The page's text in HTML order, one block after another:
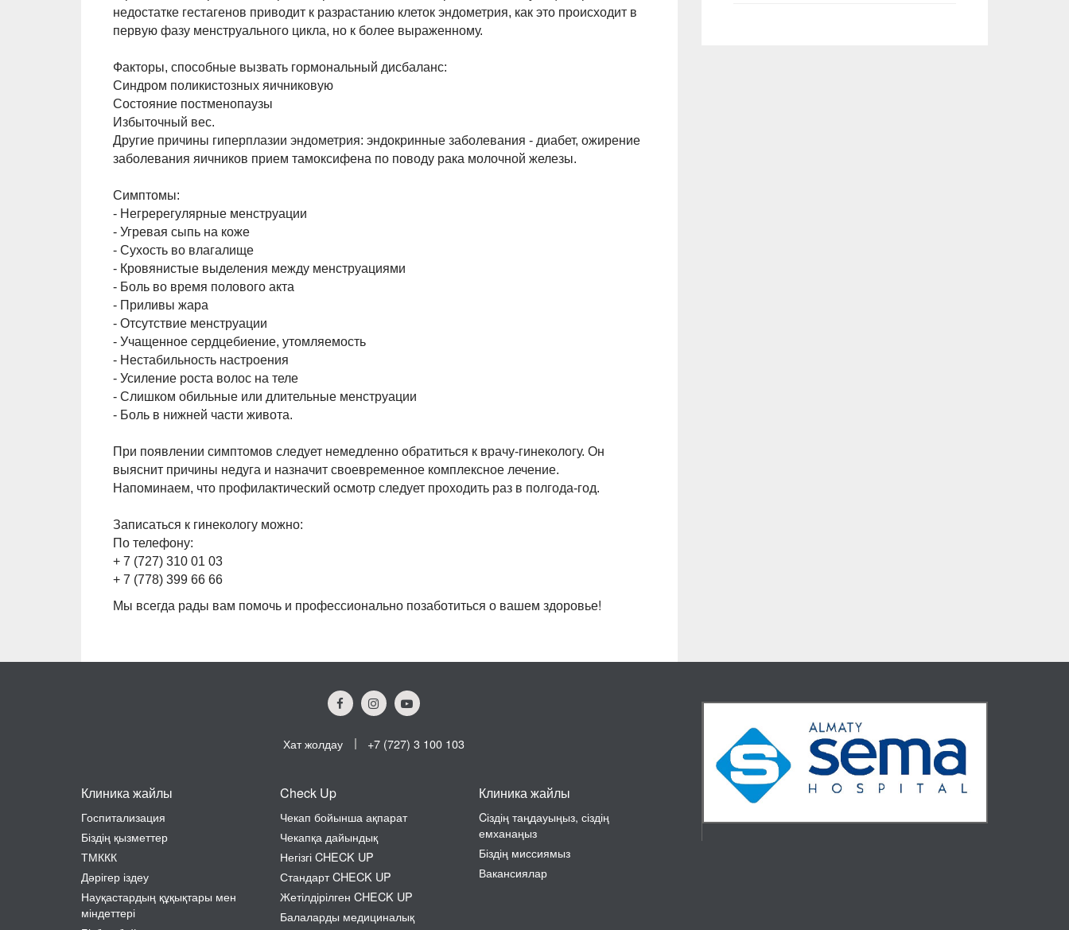
недостатке гестагенов приводит к разрастанию клеток эндометрия, как это происходит в
первую фазу менструального цикла, но к более выраженному.
Факторы, способные вызвать гормональный дисбаланс:
Синдром поликистозных яичниковую
Состояние постменопаузы
Избыточный вес.
Другие причины гиперплазии эндометрия: эндокринные заболевания - диабет, ожирение
заболевания яичников прием тамоксифена по поводу рака молочной железы.
Симптомы:
- Негререгулярные менструации
- Угревая сыпь на коже
- Сухость во влагалище
- Кровянистые выделения между менструациями
- Боль во время полового акта
- Приливы жара
- Отсутствие менструации
- Учащенное сердцебиение, утомляемость
- Нестабильность настроения
- Усиление роста волос на теле
- Слишком обильные или длительные менструации
- Боль в нижней части живота.
При появлении симптомов следует немедленно обратиться к врачу-гинекологу. Он
выяснит причины недуга и назначит своевременное комплексное лечение.
Напоминаем, что профилактический осмотр следует проходить раз в полгода-год.
Записаться к гинекологу можно:
По телефону:
+ 7 (727) 310 01 03
+ 7 (778) 399 66 66
Мы всегда рады вам помочь и профессионально позаботиться о вашем здоровье!
Хат жолдау +7 (727) 3 100 103
Клиника жайлы
Госпитализация
Біздің қызметтер
ТМККК
Дәрігер іздеу
Науқастардың құқықтары мен
міндеттері
Check Up
Чекап бойынша ақпарат
Чекапқа дайындық
Негізгі CHECK UP
Стандарт CHECK UP
Жетілдірілген CHECK UP
Балаларды медициналық
Клиника жайлы
Cіздің таңдауыңыз, сіздің
емханаңыз
Біздің миссиямыз
Вакансиялар